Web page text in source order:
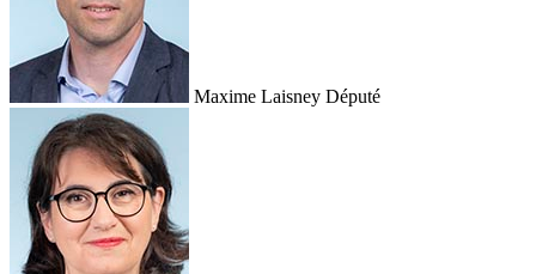
Maxime Laisney Député